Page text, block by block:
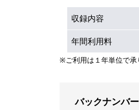
収録内容
年間利用料
※ご利用は１年単位で承
バックナンバ